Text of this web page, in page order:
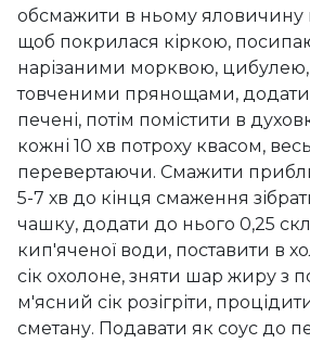
обсмажити в ньому яловичину
щоб покрилася кіркою,
нарізаними морквою,
товченими прянощами,
печені, потім помістити в
кожні 10 хв потроху квасом,
перевертаючи. Смажити
5-7 хв до кінця смаження
чашку, додати до нього 0,25
кип'яченої води, поставити в
сік охолоне, зняти шар жиру з
м'ясний сік розігріти,
сметану. Подавати як соус до